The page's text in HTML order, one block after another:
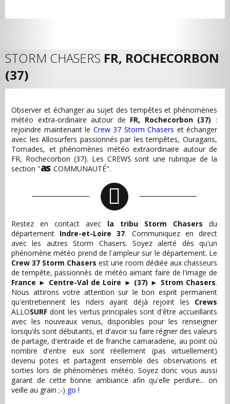
STORM CHASERS FR, ROCHECORBON
(37)
Observer et échanger au sujet des tempêtes et phénomènes
météo extra-ordinaire autour de FR, Rochecorbon (37) :
rejoindre maintenant le Crew 37 Storm Chasers et échanger
avec les Allosurfers passionnés par les tempêtes, Ouragans,
Tornades, et phénomènes météo extraordinaire autour de
FR, Rochecorbon (37). Les CREWS sont une rubrique de la
section "as COMMUNAUTÉ".
Restez en contact avec la tribu Storm Chasers du
département Indre-et-Loire 37. Communiquez en direct
avec les autres Storm Chasers. Soyez alerté dès qu'un
phénomène météo prend de l'ampleur sur le département. Le
Crew 37 Storm Chasers est une room dédiée aux chasseurs
de tempête, passionnés de météo aimant faire de l'image de
France ► Centre-Val de Loire ► (37) ► Strom Chasers.
Nous attirons votre attention sur le bon esprit permanent
qu'entretiennent les riders ayant déjà rejoint les Crews
ALLOSURF dont les vertus principales sont d'être accueillants
avec les nouveaux venus, disponibles pour les renseigner
lorsqu'ils sont débutants, et d'avoir su faire régner des valeurs
de partage, d'entraide et de franche camaraderie, au point où
nombre d'entre eux sont réellement (pas virtuellement)
devenu potes et partagent ensemble des observations et
sorties lors de phénomènes météo. Soyez donc vous aussi
garant de cette bonne ambiance afin qu'elle perdure... on
veille au grain ;-) go !